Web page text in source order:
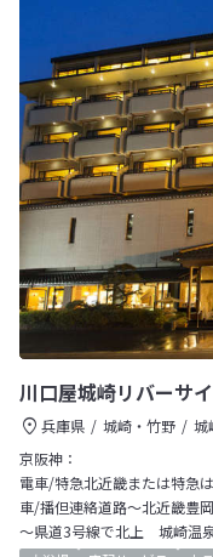
川口屋城崎リバーサ
兵庫県 城崎・竹野
城
京阪神：
電車/特急北近畿または特急
車/播但連絡道路～北近畿豊
～県道3号線で北上 城崎温泉